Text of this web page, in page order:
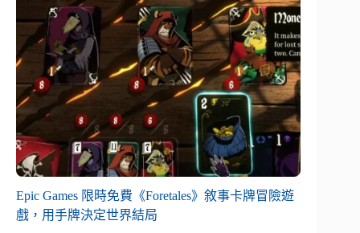
Epic Games 限時免費《Foretales》敘事卡牌冒險遊
戲，用手牌決定世界結局